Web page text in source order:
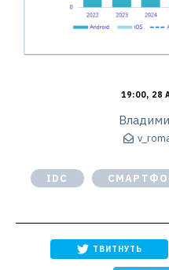
19:00, 28
IDC
ТВИТНУТЬ